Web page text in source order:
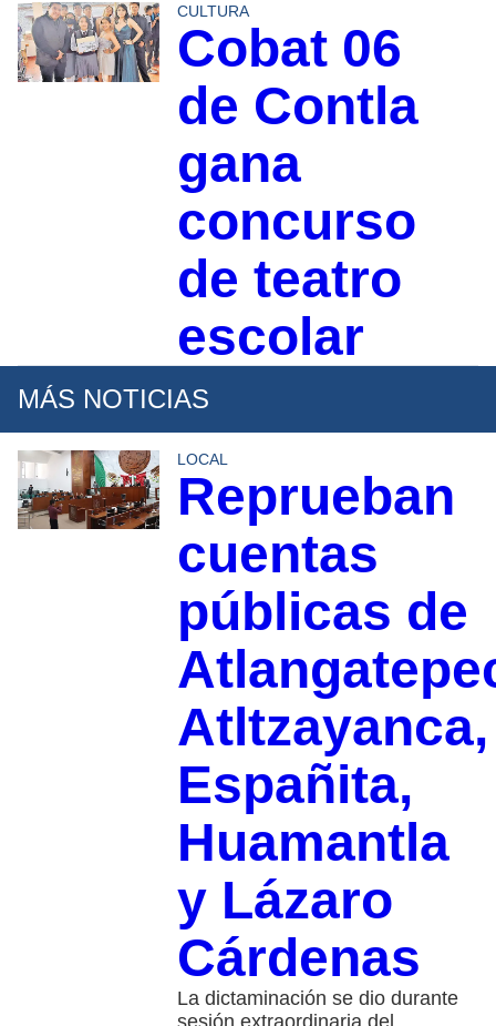
CULTURA
Cobat 06
de Contla
gana
concurso
de teatro
escolar
MÁS NOTICIAS
LOCAL
Reprueban
cuentas
públicas de
Atltzayanca,
Españita,
Huamantla
y Lázaro
Cárdenas
La dictaminación se dio durante
sesión extraordinaria del